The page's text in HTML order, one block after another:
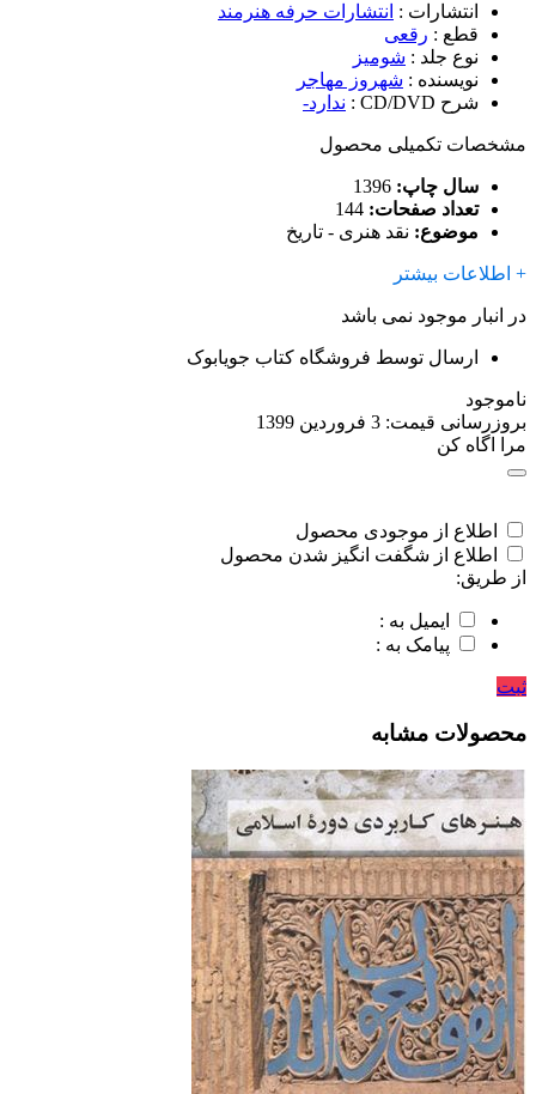
انتشارات : انتشارات حرفه هنرمند
قطع : رقعی
نوع جلد : شومیز
نویسنده : شهروز مهاجر
شرح CD/DVD
: ندارد-
مشخصات تکمیلی محصول
سال چاپ:
تعداد صفحات:
موضوع: نقد هنری - تاریخ
+ اطلاعات بیشتر
در انبار موجود نمی باشد
ارسال توسط فروشگاه کتاب جویابوک
ناموجود
بروزرسانی قیمت: 3 فروردین 1399
مرا اگاه کن
اطلاع از موجودی محصول
اطلاع از شگفت انگیز شدن محصول
از طریق:
ایمیل به :
پیامک به :
ثبت
محصولات مشابه